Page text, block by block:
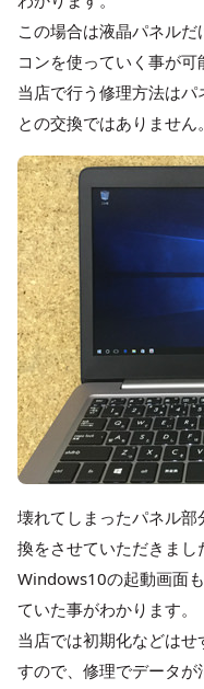
この場合は液晶パネル
コンを使っていく事が可
当店で行う修理方法は
との交換ではありません。
壊れてしまったパネル
換をさせていただきまし
Windows10の起動画面
ていた事がわかります。
当店では初期化などは
すので、修理でデータ